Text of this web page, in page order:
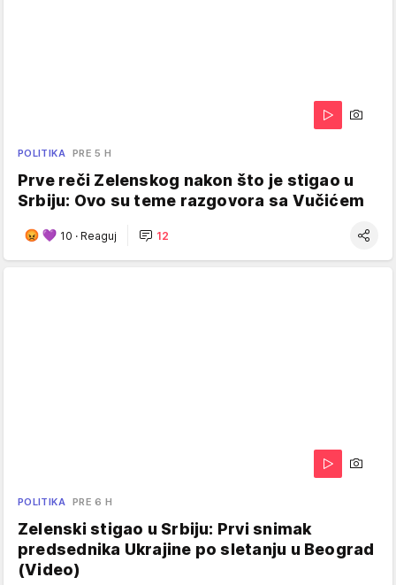
POLITIKA PRE 5 H
Prve reči Zelenskog nakon što je stigao u
Srbiju: Ovo su teme razgovora sa Vučićem
10 · Reaguj 12
POLITIKA PRE 6 H
Zelenski stigao u Srbiju: Prvi snimak
predsednika Ukrajine po sletanju u Beograd
(Video)